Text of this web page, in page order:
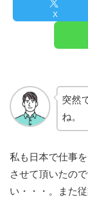
X
突然
ね。
私も日本で仕事
させて頂いたの
い・・・。また